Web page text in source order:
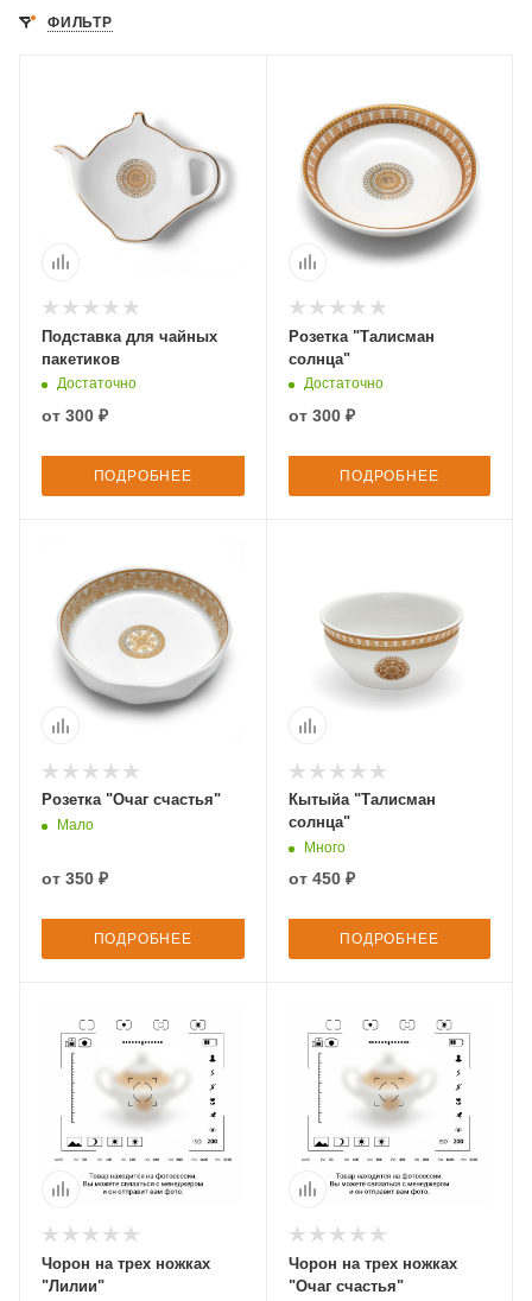
ФИЛЬТР
Подставка для чайных
пакетиков
Достаточно
от 300 ₽
ПОДРОБНЕЕ
Розетка "Талисман
солнца"
Достаточно
от 300 ₽
ПОДРОБНЕЕ
Розетка "Очаг счастья"
Мало
от 350 ₽
ПОДРОБНЕЕ
Кытыйа "Талисман
солнца"
Много
от 450 ₽
ПОДРОБНЕЕ
Чорон на трех ножках
"Лилии"
Чорон на трех ножках
"Очаг счастья"